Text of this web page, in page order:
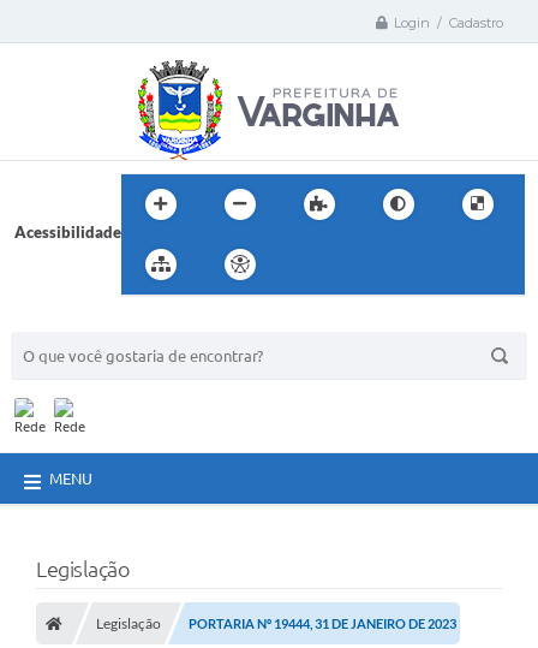
Login / Cadastro
Acessibilidade
MENU
Legislação
Legislação PORTARIA Nº 19444, 31 DE JANEIRO DE 2023